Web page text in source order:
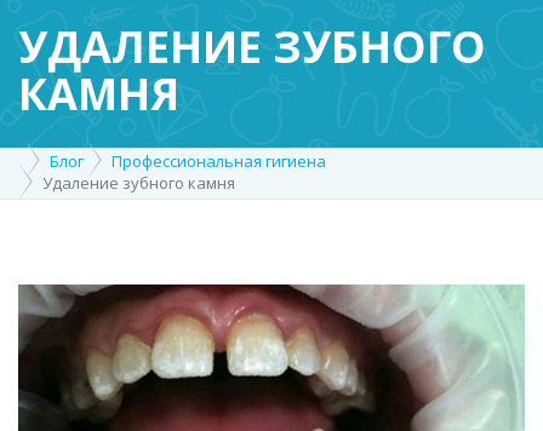
УДАЛЕНИЕ ЗУБНОГО
КАМНЯ
Блог
Профессиональная гигиена
Удаление зубного камня